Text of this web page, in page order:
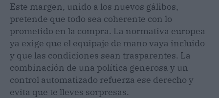
Este margen, unido a los nuevos gálibos,
pretende que todo sea coherente con lo
prometido en la compra. La normativa europea
ya exige que el equipaje de mano vaya incluido
y que las condiciones sean trasparentes. La
combinación de una política generosa y un
control automatizado refuerza ese derecho y
evita que te lleves sorpresas.